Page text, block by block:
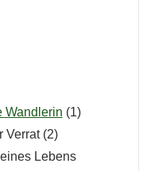
Wandlerin (1)
Verrat (2)
Lebens